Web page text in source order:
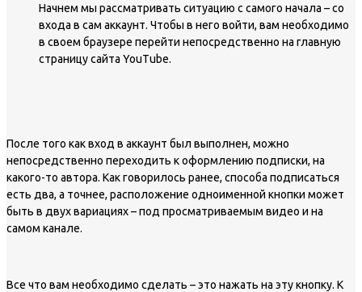
Начнем мы рассматривать ситуацию с самого начала – со
входа в сам аккаунт. Чтобы в него войти, вам необходимо
в своем браузере перейти непосредственно на главную
страницу сайта YouTube.
После того как вход в аккаунт был выполнен, можно
непосредственно переходить к оформлению подписки, на
какого-то автора. Как говорилось ранее, способа подписаться
есть два, а точнее, расположение одноименной кнопки может
быть в двух вариациях – под просматриваемым видео и на
самом канале.
Все что вам необходимо сделать – это нажать на эту кнопку. К